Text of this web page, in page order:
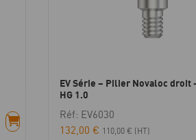
EV Série – Pilier Novaloc droit
HG 1.0
Réf: EV6030
132,00€ 110,00€ (HT)